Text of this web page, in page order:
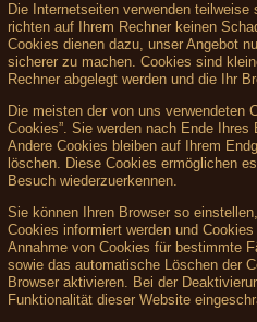
Die Internetseiten verwenden
richten auf Ihrem Rechner keinen
Cookies dienen dazu, unser Angebot
sicherer zu machen. Cookies sind
Rechner abgelegt werden und die Ihr
Die meisten der von uns verwendeten
Cookies”. Sie werden nach Ende
Andere Cookies bleiben auf Ihrem
löschen. Diese Cookies ermöglichen
Besuch wiederzuerkennen.
Sie können Ihren Browser so
Cookies informiert werden und
Annahme von Cookies für bestimmte
sowie das automatische Löschen der
Browser aktivieren. Bei der
Funktionalität dieser Website